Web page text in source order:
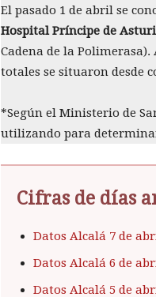
El pasado 1 de abril se
Hospital Príncipe de
Cadena de la Polimerasa).
totales se situaron desde
*Según el Ministerio de
utilizando para
Cifras de días
Datos Alcalá 7 de
Datos Alcalá 6 de
Datos Alcalá 5 de